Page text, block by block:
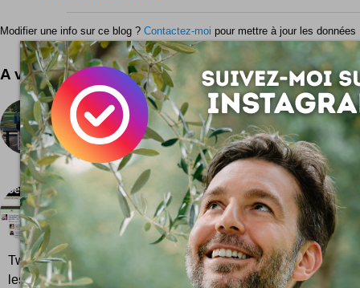
Modifier une info sur ce blog ? Contactez-moi pour mettre à jour les données
A voir aussi ...
Je parle avec tout le monde ...
... de n'importe quoi ! Un bien chouette concept
Steve Lambert : un stand pour causer. Une simple
Tweetboard
Tweetboard déboule sur Twitter ! Mais c'est quoi
Un forum à base de Twitter ? Pas loin, oui !
Twitter Conversation for your website. C'est un mélange
les commentair...